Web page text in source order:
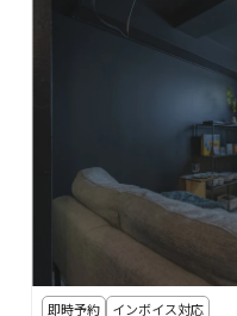
即時予約 インボイス対応